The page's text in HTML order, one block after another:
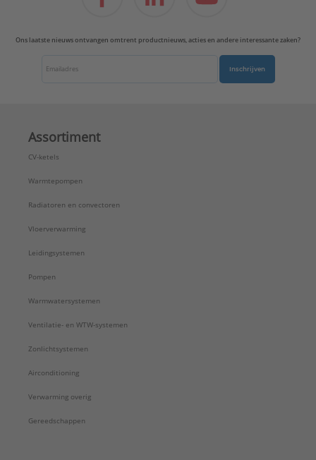
Ons laatste nieuws ontvangen omtrent productnieuws, acties en andere interessante zaken?
Inschrijven
Assortiment
CV-ketels
Warmtepompen
Radiatoren en convectoren
Vloerverwarming
Leidingsystemen
Pompen
Warmwatersystemen
Ventilatie- en WTW-systemen
Zonlichtsystemen
Airconditioning
Verwarming overig
Gereedschappen